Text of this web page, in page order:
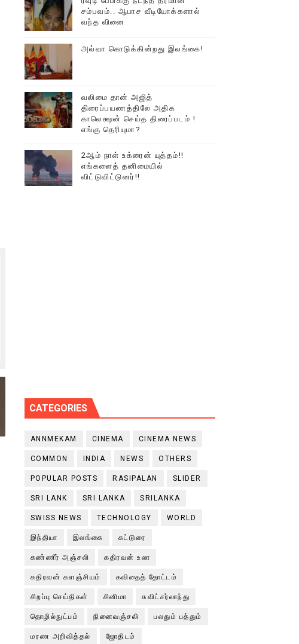
சம்பவம்.. ஆபாச வீடியோக்களால்
வந்த வினை
அல்வா கொடுக்கின்றது இலங்கை!
வலிமை தான் அஜித்
திரைப்பயணத்திலே அதிக
காலெக்ஷன் செய்த திரைப்படம் !
எங்கு தெரியுமா?
2ஆம் நாள் உக்ரைன் யுத்தம்!!
எங்களைத் தனிமையில்
விட்டுவிட்டுனர்!!
CATEGORIES
ANNMEKAM CINEMA CINEMA NEWS
COMMON INDIA NEWS OTHERS
POPULAR POSTS RASIPALAN SLIDER
SRI LANK SRI LANKA SRILANKA
SWISS NEWS TECHNOLOGY WORLD
இந்தியா இலங்கை கட்டுரை
கண்ணீர் அஞ்சலி கதிரவன் உலா
கதிரவன் களஞ்சியம் கவிதைத் தோட்டம்
சிறப்பு செய்திகள் சினிமா சுவிட்சர்லாந்து
தொழில்நுட்பம் நினைவஞ்சலி பலதும் பத்தும்
மரண அறிவித்தல் ஜோதிடம்